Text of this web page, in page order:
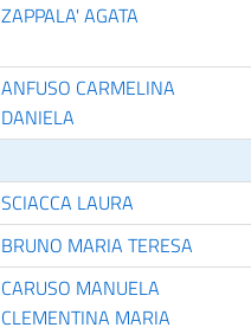
ZAPPALA' AGATA
ANFUSO CARMELINA
DANIELA
SCIACCA LAURA
BRUNO MARIA TERESA
CARUSO MANUELA
CLEMENTINA MARIA